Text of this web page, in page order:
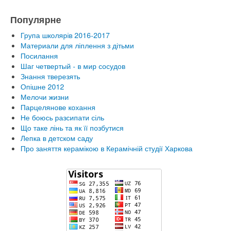
Популярне
Група школярів 2016-2017
Материали для ліплення з дітьми
Посилання
Шаг четвертый - в мир сосудов
Знання тверезять
Опішне 2012
Мелочи жизни
Парцелянове кохання
Не боюсь разсипати сіль
Що таке лінь та як її позбутися
Лепка в детском саду
Про заняття керамікою в Керамічній студії Харкова